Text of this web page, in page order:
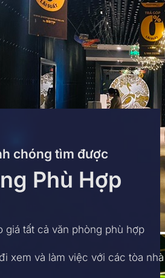
382 682
chóng tìm được
Phù Hợp
giá tất cả văn phòng phù hợp
xem và làm việc với các tòa nhà